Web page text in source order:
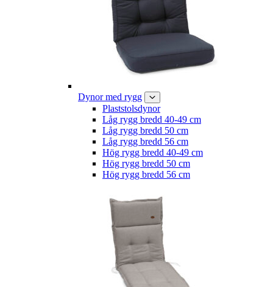
Dynor med rygg
Plaststolsdynor
Låg rygg bredd 40-49 cm
Låg rygg bredd 50 cm
Låg rygg bredd 56 cm
Hög rygg bredd 40-49 cm
Hög rygg bredd 50 cm
Hög rygg bredd 56 cm